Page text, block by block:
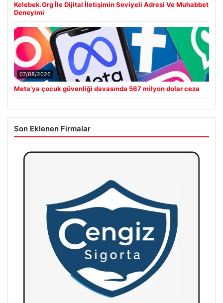
Kelebek.Org İle Dijital İletişimin Seviyeli Adresi Ve Muhabbet
Deneyimi
07/08/2026
Meta’ya çocuk güvenliği davasında 567 milyon dolar ceza
Son Eklenen Firmalar